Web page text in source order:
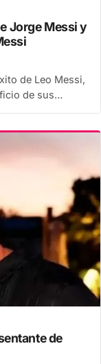
Jorge Messi y
de Leo Messi,
de sus…
de